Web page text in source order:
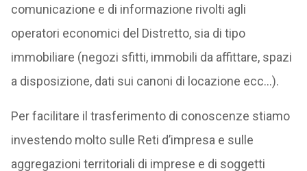
comunicazione e di informazione rivolti agli
operatori economici del Distretto, sia di tipo
immobiliare (negozi sfitti, immobili da affittare, spazi
a disposizione, dati sui canoni di locazione ecc…).
Per facilitare il trasferimento di conoscenze stiamo
investendo molto sulle Reti d’impresa e sulle
aggregazioni territoriali di imprese e di soggetti